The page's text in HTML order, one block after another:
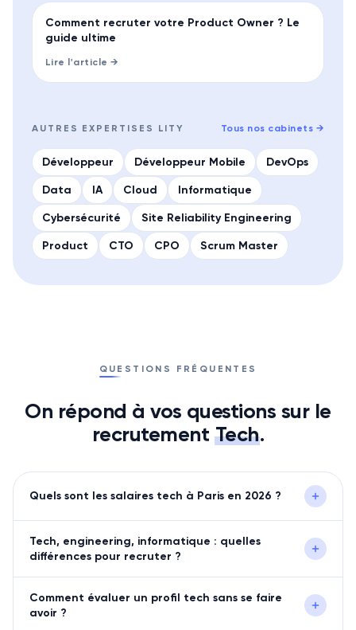
GUIDE
Comment recruter votre Product Owner ? Le
guide ultime
Lire l'article →
AUTRES EXPERTISES LITY Tous nos cabinets →
Développeur Développeur Mobile DevOps
Data IA Cloud Informatique
Cybersécurité Site Reliability Engineering
Product CTO CPO Scrum Master
QUESTIONS FRÉQUENTES
On répond à vos questions sur le
recrutement Tech.
Quels sont les salaires tech à Paris en 2026 ?
Tech, engineering, informatique : quelles
différences pour recruter ?
Comment évaluer un profil tech sans se faire
avoir ?